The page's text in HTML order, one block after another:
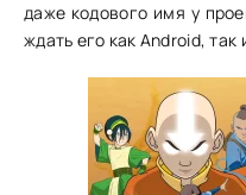
даже кодового имя у
ждать его как Android, так